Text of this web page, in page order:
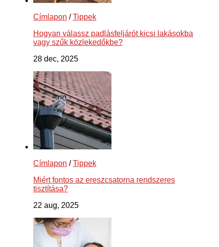
Címlapon /Tippek
Hogyan válassz padlásfeljárót kicsi lakásokba
vagy szűk közlekedőkbe?
28 dec, 2025
Címlapon /Tippek
Miért fontos az ereszcsatorna rendszeres
tisztítása?
22 aug, 2025